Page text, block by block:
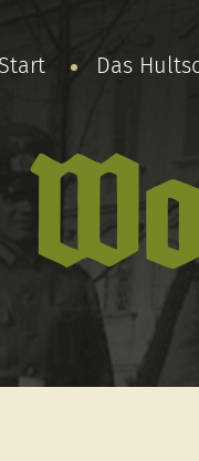
Start Das